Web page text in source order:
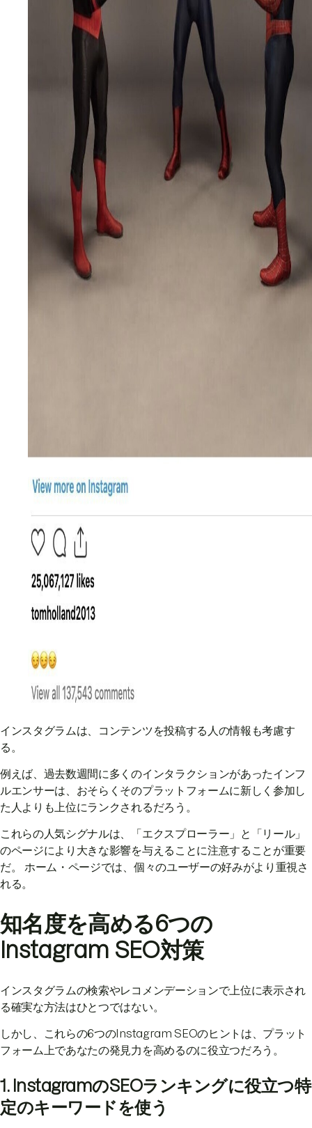
インスタグラムは、コンテンツを投稿する人の情報も考慮す
る。
例えば、過去数週間に多くのインタラクションがあったインフ
ルエンサーは、おそらくそのプラットフォームに新しく参加し
た人よりも上位にランクされるだろう。
これらの人気シグナルは、「エクスプローラー」と「リール」
のページにより大きな影響を与えることに注意することが重要
だ。 ホーム・ページでは、個々のユーザーの好みがより重視さ
れる。
知名度を高める6つの
Instagram SEO対策
インスタグラムの検索やレコメンデーションで上位に表示され
る確実な方法はひとつではない。
しかし、これらの6つのInstagram SEOのヒントは、プラット
フォーム上であなたの発見力を高めるのに役立つだろう。
1. InstagramのSEOランキングに役立つ特
定のキーワードを使う